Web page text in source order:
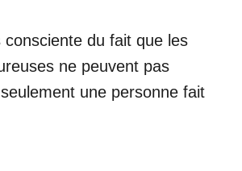
du fait que les
ne peuvent pas
une personne fait